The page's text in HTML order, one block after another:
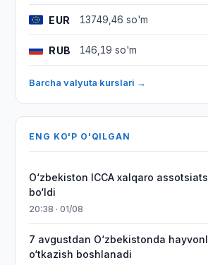
EUR 13749,46 so'm
RUB 146,19 so'm
Barcha valyuta kurslari →
ENG KO'P O'QILGAN
O‘zbekiston ICCA xalqaro
bo‘ldi
20:38 · 01/08
7 avgustdan O‘zbekistonda
o‘tkazish boshlanadi